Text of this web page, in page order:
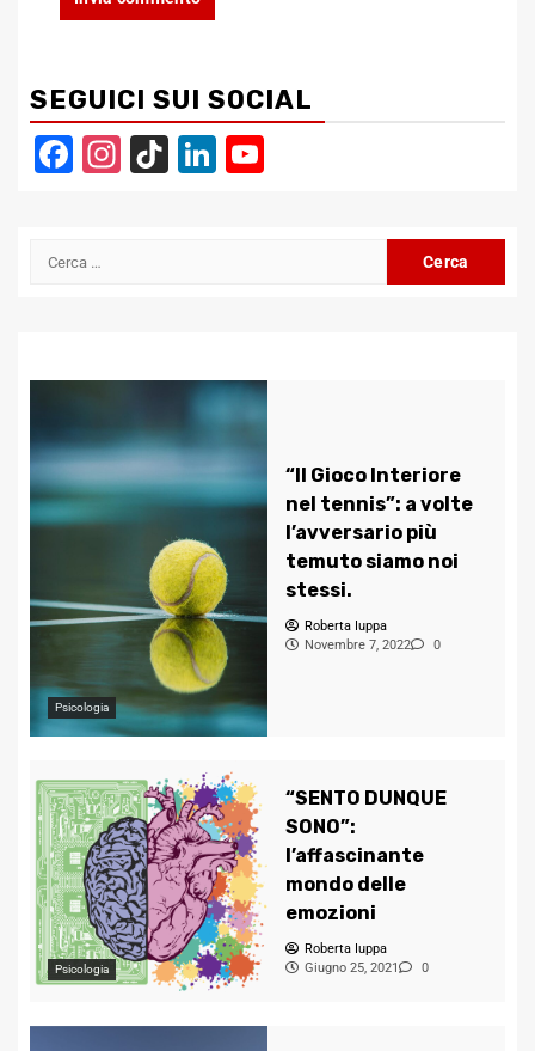
SEGUICI SUI SOCIAL
Facebook
Instagram
TikTokLinkedIn
Ricerca
Psicologia
“Il Gioco Interiore
nel tennis”: a volte
l’avversario più
temuto siamo noi
stessi.
Roberta Iuppa
Novembre 7, 2022
0
Psicologia
“SENTO DUNQUE
SONO”:
l’affascinante
mondo delle
emozioni
Roberta Iuppa
Giugno 25, 2021
0